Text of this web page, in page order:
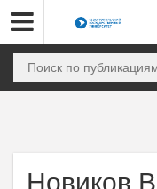
Новиков